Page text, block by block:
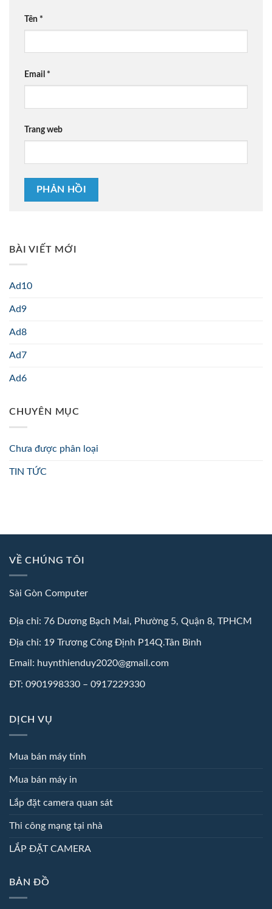
Tên *
Email *
Trang web
BÀI VIẾT MỚI
Ad10
Ad9
Ad8
Ad7
Ad6
CHUYÊN MỤC
Chưa được phân loại
TIN TỨC
VỀ CHÚNG TÔI
Sài Gòn Computer
Địa chỉ: 76 Dương Bạch Mai, Phường 5, Quận 8, TPHCM
Địa chỉ: 19 Trương Công Định P14Q.Tân Bình
Email: huynthienduy2020@gmail.com
ĐT: 0901998330 – 0917229330
DỊCH VỤ
Mua bán máy tính
Mua bán máy in
Lắp đặt camera quan sát
Thi công mạng tại nhà
LẮP ĐẶT CAMERA
BẢN ĐỒ